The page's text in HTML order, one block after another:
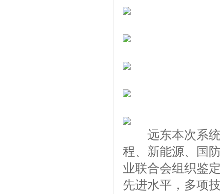
远东本次系统
程、新能源、国
业联合会组织鉴
先进水平，多项